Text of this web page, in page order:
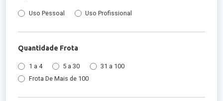
Uso Pessoal Uso Profissional
Quantidade Frota
1 a 4 5 a 30
31 a 100
Frota De Mais de 100